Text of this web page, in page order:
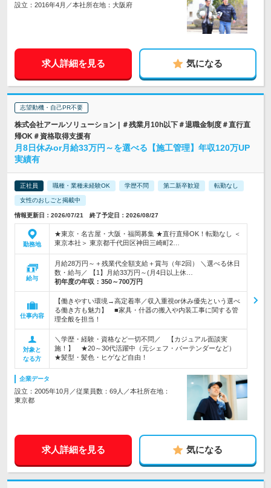
設立：2016年4月／本社所在地：大阪府
求人詳細を見る 気になる
志望動機・自己PR不要
株式会社アールソリューション | ＃残業月10h以下＃退職金制度＃直行直
帰OK＃資格取得支援有
月8日休みor月給33万円～を選べる【施工管理】年収120万UP
実績有
正社員 職種・業種未経験OK 学歴不問 第二新卒歓迎 転勤なし
女性のおしごと掲載中
情報更新日：2026/07/21 終了予定日：2026/08/27
勤務地
★東京・名古屋・大阪・福岡募集 ★直行直帰OK！転勤なし ＜
東京本社＞ 東京都千代田区神田三崎町2…
給与
月給28万円～＋残業代全額支給＋賞与（年2回） ＼選べる休日
数・給与／ 【1】月給33万円～(月4日以上休…
初年度の年収： 350～700万円
仕事内容
【働きやすい環境→高定着率／収入重視or休み優先という選べ
る働き方も魅力】 ■家具・什器の搬入や内装工事に関する管
理全般を担当！
対象と
なる方
＼学歴・経験・資格など一切不問／ 【カジュアル面談実
施！】 ★20～30代活躍中（元シェフ・バーテンダーなど）
★髪型・髪色・ヒゲなど自由！
企業データ
設立：2005年10月／従業員数：69人／本社所在地：
東京都
求人詳細を見る 気になる